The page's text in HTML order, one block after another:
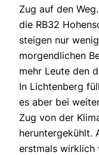
Zug auf den
die RB32
steigen nur
morgendlichen
mehr Leute den
In Lichtenberg
es aber bei
Zug von der
heruntergekühlt.
erstmals wirklich